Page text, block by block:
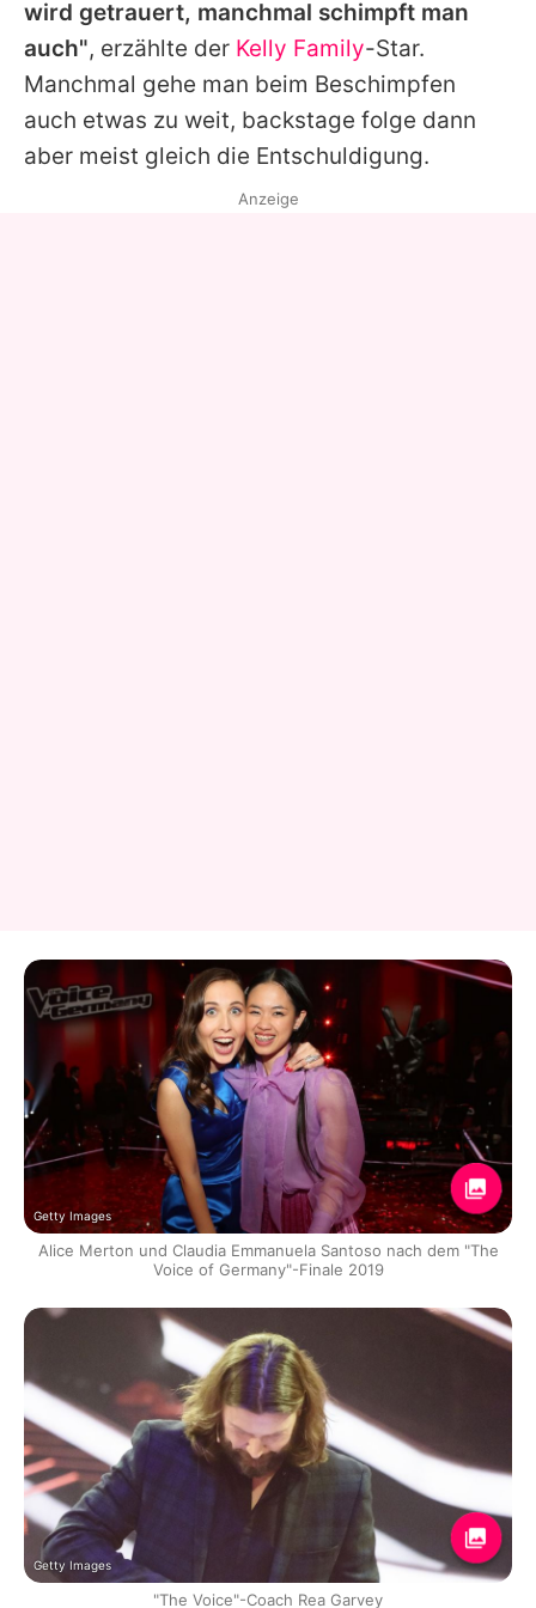
wird getrauert, manchmal schimpft man
auch", erzählte der Kelly Family-Star.
Manchmal gehe man beim Beschimpfen
auch etwas zu weit, backstage folge dann
aber meist gleich die Entschuldigung.
Anzeige
Getty Images
Alice Merton und Claudia Emmanuela Santoso nach dem "The
Voice of Germany"-Finale 2019
Getty Images
"The Voice"-Coach Rea Garvey